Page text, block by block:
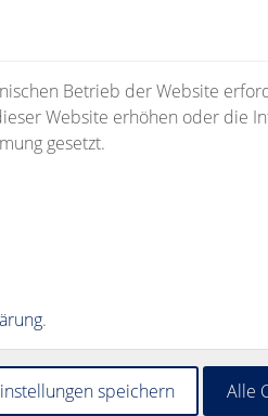
benötigt?
Betrieb der Website
Website erhöhen oder die
gesetzt.
.
speichern Alle